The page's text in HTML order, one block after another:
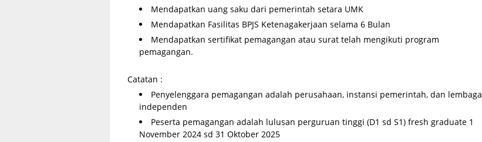
Mendapatkan uang saku dari pemerintah setara UMK
Mendapatkan Fasilitas BPJS Ketenagakerjaan selama 6 Bulan
Mendapatkan sertifikat pemagangan atau surat telah mengikuti program
pemagangan.
Catatan :
Penyelenggara pemagangan adalah perusahaan, instansi pemerintah, dan lembaga
independen
Peserta pemagangan adalah lulusan perguruan tinggi (D1 sd S1) fresh graduate 1
November 2024 sd 31 Oktober 2025